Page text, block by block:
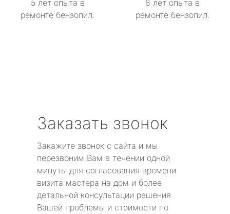
5 лет опыта в
ремонте бензопил.
8 лет опыта в
ремонте бензопил.
Заказать звонок
Закажите звонок с сайта и мы
перезвоним Вам в течении одной
минуты для согласования времени
визита мастера на дом и более
детальной консультации решения
Вашей проблемы и стоимости по